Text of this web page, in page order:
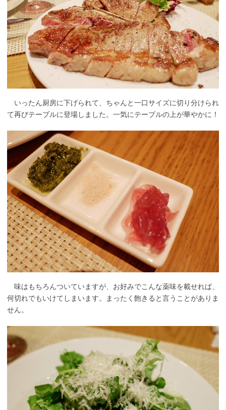
いったん厨房に下げられて、ちゃんと一口サイズに切り分けられ
て再びテーブルに登場しました。一気にテーブルの上が華やかに！
味はもちろんついていますが、お好みでこんな薬味を載せれば、
何切れでもいけてしまいます。まったく飽きると言うことがありま
せん。